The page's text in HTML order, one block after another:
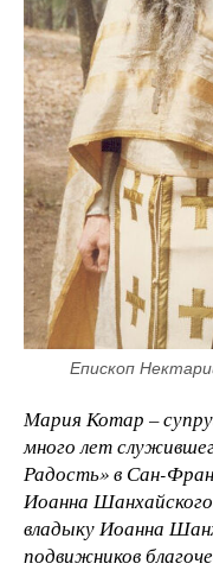
Епископ
Мария Котар –
много лет
Радость» в Сан-
Иоанна
владыку Иоанна
подвижников